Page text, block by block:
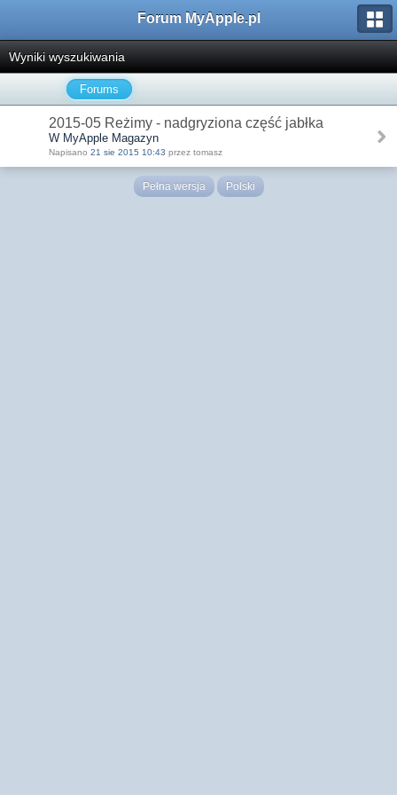
Forum MyApple.pl
Wyniki wyszukiwania
Forums
2015-05 Reżimy - nadgryziona część jabłka
W MyApple Magazyn
Napisano 21 sie 2015 10:43 przez tomasz
Pełna wersja Polski